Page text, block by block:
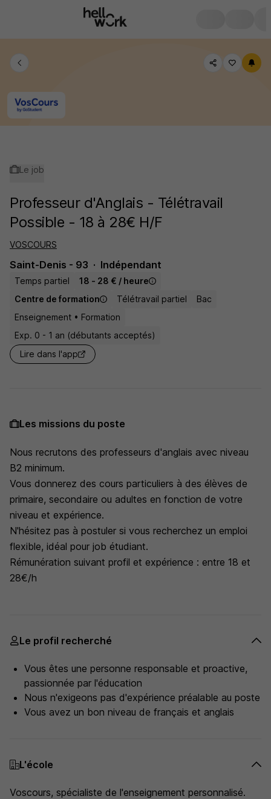
Le job
Professeur d'Anglais - Télétravail
Possible - 18 à 28€ H/F
VOSCOURS
Saint-Denis - 93 Indépendant
Temps partiel
18 - 28 € / heure
Centre de formation
Télétravail partiel
Bac
Enseignement • Formation
Exp. 0 - 1 an (débutants acceptés)
Lire dans l'app
Les missions du poste
Nous recrutons des professeurs d'anglais avec niveau
B2 minimum.
Vous donnerez des cours particuliers à des élèves de
primaire, secondaire ou adultes en fonction de votre
niveau et expérience.
N'hésitez pas à postuler si vous recherchez un emploi
flexible, idéal pour job étudiant.
Rémunération suivant profil et expérience : entre 18 et
28€/h
Le profil recherché
Vous êtes une personne responsable et proactive,
passionnée par l'éducation
Nous n'exigeons pas d'expérience préalable au poste
Vous avez un bon niveau de français et anglais
L'école
Voscours, spécialiste de l'enseignement personnalisé.